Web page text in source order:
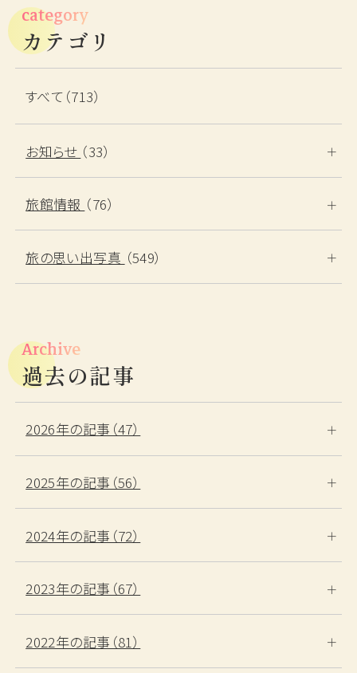
ご宿泊予約
RESERVATION
category
カテゴリ
すべて（713）
お知らせ （33）
旅館情報 （76）
旅の思い出写真 （549）
Archive
過去の記事
2026年の記事（47）
2025年の記事（56）
2024年の記事（72）
2023年の記事（67）
2022年の記事（81）